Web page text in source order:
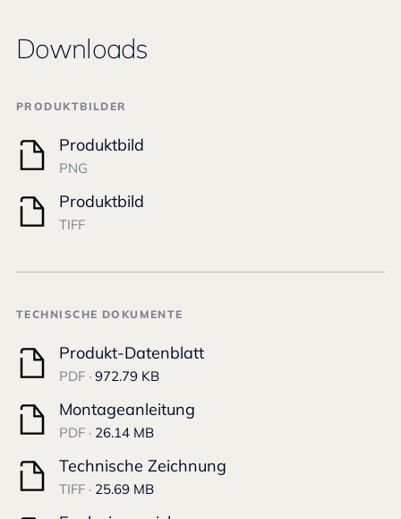
Downloads
PRODUKTBILDER
Produktbild
PNG
Produktbild
TIFF
TECHNISCHE DOKUMENTE
Produkt-Datenblatt
PDF · 972.79 KB
Montageanleitung
PDF · 26.14 MB
Technische Zeichnung
TIFF · 25.69 MB